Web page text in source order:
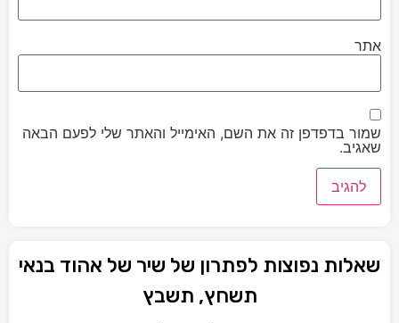
אתר
שמור בדפדפן זה את השם, האימייל והאתר שלי לפעם הבאה
שאגיב.
שאלות נפוצות לפתרון של שיר של אהוד בנאי
תשחץ, תשבץ